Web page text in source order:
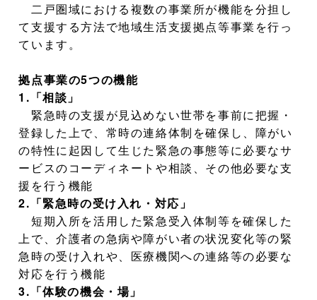
二戸圏域における複数の事業所が機能を分担し
て支援する方法で地域生活支援拠点等事業を行っ
ています。
拠点事業の5つの機能
1.「相談」
緊急時の支援が見込めない世帯を事前に把握・
登録した上で、常時の連絡体制を確保し、障がい
の特性に起因して生じた緊急の事態等に必要なサ
ービスのコーディネートや相談、その他必要な支
援を行う機能
2.「緊急時の受け入れ・対応」
短期入所を活用した緊急受入体制等を確保した
上で、介護者の急病や障がい者の状況変化等の緊
急時の受け入れや、医療機関への連絡等の必要な
対応を行う機能
3.「体験の機会・場」